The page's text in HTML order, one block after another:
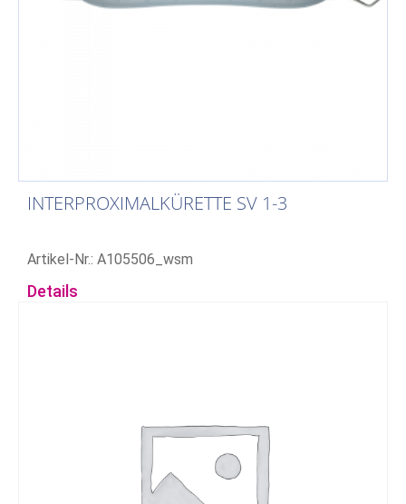
INTERPROXIMALKÜRETTE SV 1-3
Artikel-Nr.: A105506_wsm
Details